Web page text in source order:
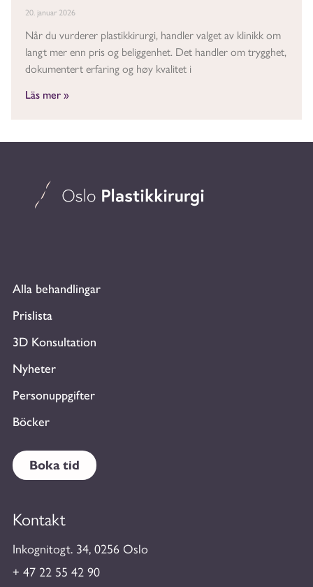
20. januar 2026
Når du vurderer plastikkirurgi, handler valget av klinikk om
langt mer enn pris og beliggenhet. Det handler om trygghet,
dokumentert erfaring og høy kvalitet i
Läs mer »
Alla behandlingar
Prislista
3D Konsultation
Nyheter
Personuppgifter
Böcker
Boka tid
Kontakt
Inkognitogt. 34, 0256 Oslo
+ 47 22 55 42 90